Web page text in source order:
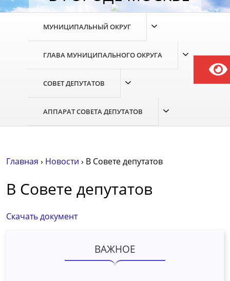
МУНИЦИПАЛЬНЫЙ ОКРУГ
ГЛАВА МУНИЦИПАЛЬНОГО ОКРУГА
СОВЕТ ДЕПУТАТОВ
АППАРАТ СОВЕТА ДЕПУТАТОВ
Главная › Новости › В Совете депутатов
В Совете депутатов
Скачать документ
ВАЖНОЕ